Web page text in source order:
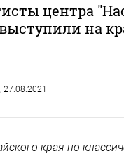
центра
на
27.08.2021
края по